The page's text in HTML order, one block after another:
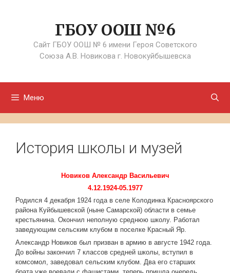
ГБОУ ООШ №6
Сайт ГБОУ ООШ № 6 имени Героя Советского
Союза А.В. Новикова г. Новокуйбышевска
Меню
История школы и музей
Новиков Александр Васильевич
4.12.1924-05.1977
Родился 4 декабря 1924 года в селе Колодинка Красноярского
района Куйбышевской (ныне Самарской) области в семье
крестьянина. Окончил неполную среднюю школу. Работал
заведующим сельским клубом в поселке Красный Яр.
Александр Новиков был призван в армию в августе 1942 года.
До войны закончил 7 классов средней школы, вступил в
комсомол, заведовал сельским клубом. Два его старших